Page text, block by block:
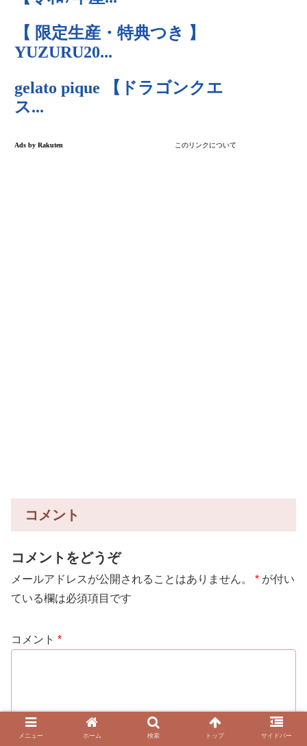
コメント
コメントをどうぞ
メールアドレスが公開されることはありません。 * が付い
ている欄は必須項目です
コメント *
メニュー ホーム 検索 トップ サイドバー